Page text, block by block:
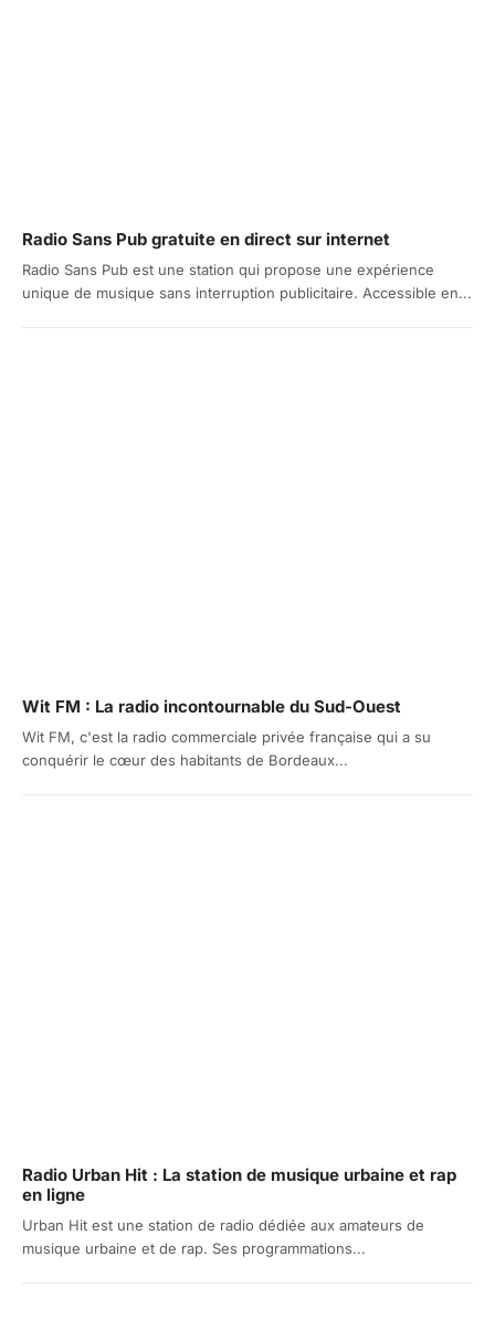
Radio Sans Pub gratuite en direct sur internet
Radio Sans Pub est une station qui propose une expérience
unique de musique sans interruption publicitaire. Accessible en...
Wit FM : La radio incontournable du Sud-Ouest
Wit FM, c'est la radio commerciale privée française qui a su
conquérir le cœur des habitants de Bordeaux...
Radio Urban Hit : La station de musique urbaine et rap
en ligne
Urban Hit est une station de radio dédiée aux amateurs de
musique urbaine et de rap. Ses programmations...